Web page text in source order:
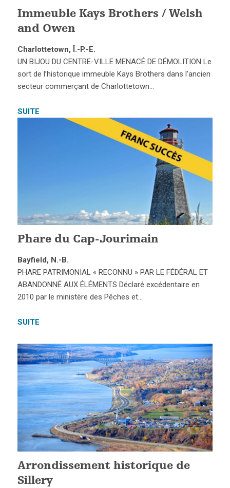
Immeuble Kays Brothers / Welsh
and Owen
Charlottetown, Î.-P.-E.
UN BIJOU DU CENTRE-VILLE MENACÉ DE DÉMOLITION Le
sort de l’historique immeuble Kays Brothers dans l’ancien
secteur commerçant de Charlottetown…
SUITE
Phare du Cap-Jourimain
Bayfield, N.-B.
PHARE PATRIMONIAL « RECONNU » PAR LE FÉDÉRAL ET
ABANDONNÉ AUX ÉLÉMENTS Déclaré excédentaire en
2010 par le ministère des Pêches et…
SUITE
Arrondissement historique de
Sillery